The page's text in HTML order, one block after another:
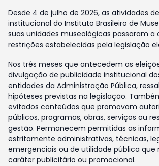
Desde 4 de julho de 2026, as atividades
institucional do Instituto Brasileiro de
suas unidades museológicas passaram a
restrições estabelecidas pela legislação
Nos três meses que antecedem as
divulgação de publicidade institucional
entidades da Administração Pública,
hipóteses previstas na legislação.
evitados conteúdos que promovam
públicos, programas, obras, serviços ou
gestão. Permanecem permitidas as
estritamente administrativas, técnicas,
emergenciais ou de utilidade pública que
caráter publicitário ou promocional.